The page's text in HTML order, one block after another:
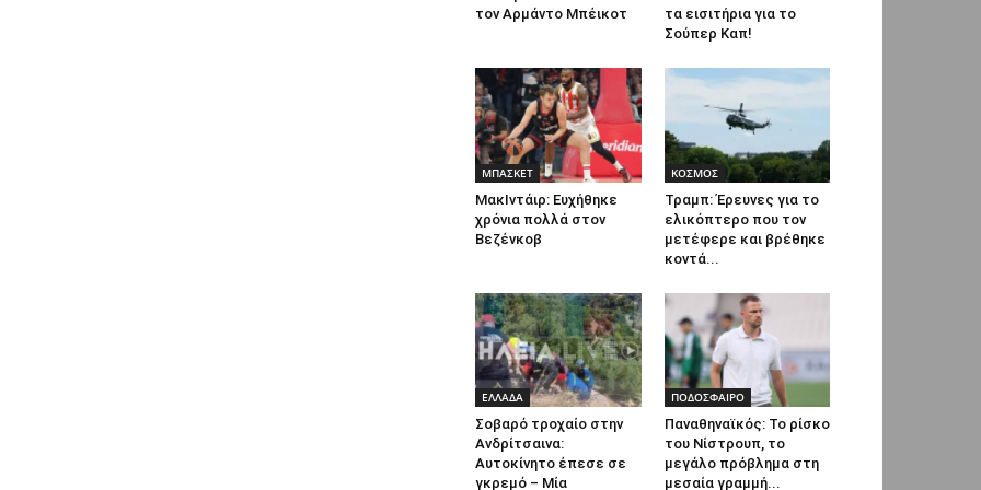
τον Αρμάντο Μπέικοτ
τα εισιτήρια για το
Σούπερ Καπ!
ΜΠΑΣΚΕΤ
ΜακΙντάιρ: Ευχήθηκε
χρόνια πολλά στον
Βεζένκοβ
ΚΟΣΜΟΣ
Τραμπ: Έρευνες για το
ελικόπτερο που τον
μετέφερε και βρέθηκε
κοντά...
ΕΛΛΑΔΑ
Σοβαρό τροχαίο στην
Ανδρίτσαινα:
Αυτοκίνητο έπεσε σε
γκρεμό – Μία
ΠΟΔΟΣΦΑΙΡΟ
Παναθηναϊκός: Το ρίσκο
του Νίστρουπ, το
μεγάλο πρόβλημα στη
μεσαία γραμμή...